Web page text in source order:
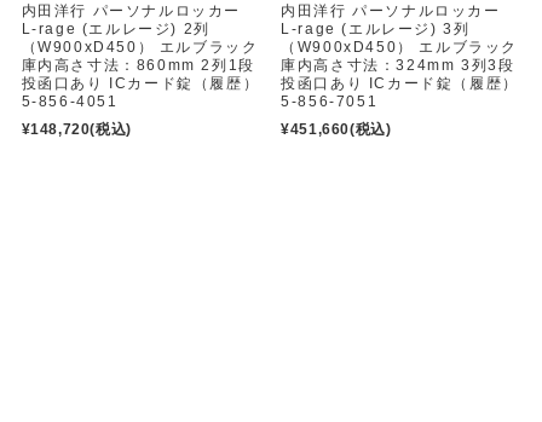
内田洋行 パーソナルロッカー
L-rage (エルレージ) 2列
（W900xD450） エルブラック
庫内高さ寸法：860mm 2列1段
投函口あり ICカード錠（履歴）
5-856-4051
¥148,720(税込)
内田洋行 パーソナルロッカー
L-rage (エルレージ) 3列
（W900xD450） エルブラック
庫内高さ寸法：324mm 3列3段
投函口あり ICカード錠（履歴）
5-856-7051
¥451,660(税込)